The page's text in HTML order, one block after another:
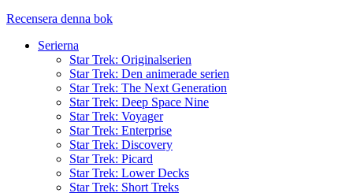
Recensera denna bok
Serierna
Star Trek: Originalserien
Star Trek: Den animerade serien
Star Trek: The Next Generation
Star Trek: Deep Space Nine
Star Trek: Voyager
Star Trek: Enterprise
Star Trek: Discovery
Star Trek: Picard
Star Trek: Lower Decks
Star Trek: Short Treks